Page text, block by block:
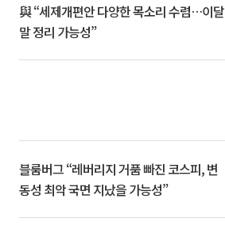
與 “세제개편안 다양한 목소리 수렴…이달
말 정리 가능성”
블룸버그 “레버리지 거품 빠진 코스피, 변
동성 최악 국면 지났을 가능성”